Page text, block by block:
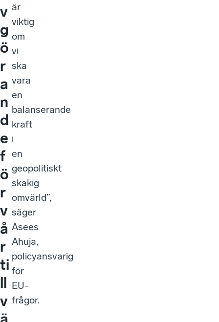
v
g
ö
r
a
n
d
e
f
ö
r
v
å
r
ti
ll
v
är
viktig
om
vi
ska
vara
en
balanserande
kraft
i
en
geopolitiskt
skakig
omvärld”,
säger
Asees
Ahuja,
policyansvarig
för
EU-
frågor.